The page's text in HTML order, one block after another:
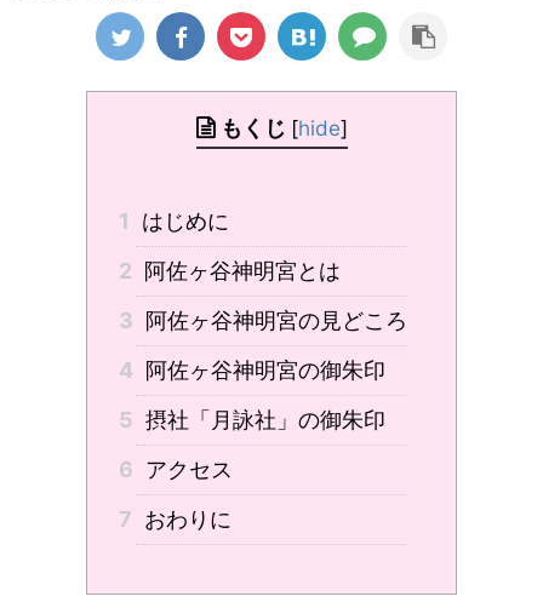
もくじ [hide]
1
はじめに
2 阿佐ヶ谷神明宮とは
3 阿佐ヶ谷神明宮の見どころ
4 阿佐ヶ谷神明宮の御朱印
5 摂社「月詠社」の御朱印
6 アクセス
7 おわりに